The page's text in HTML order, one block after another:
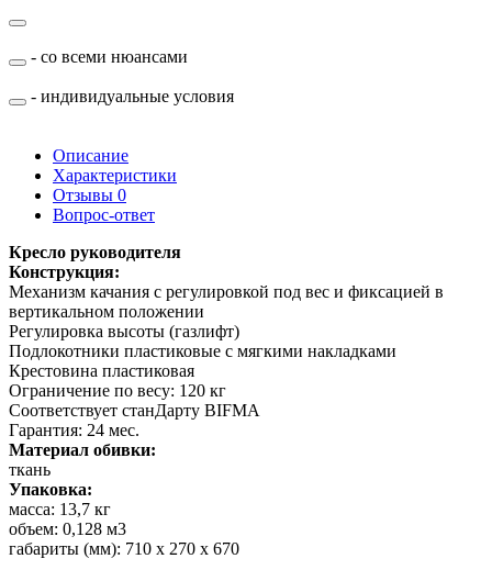
- со всеми нюансами
- индивидуальные условия
Описание
Характеристики
Отзывы 0
Вопрос-ответ
Кресло руководителя
Конструкция:
Механизм качания с регулировкой под вес и фиксацией в
вертикальном положении
Регулировка высоты (газлифт)
Подлокотники пластиковые с мягкими накладками
Крестовина пластиковая
Ограничение по весу: 120 кг
Соответствует станДарту BIFMA
Гарантия: 24 мес.
Материал обивки:
ткань
Упаковка:
масса: 13,7 кг
объем: 0,128 м3
габариты (мм): 710 х 270 х 670